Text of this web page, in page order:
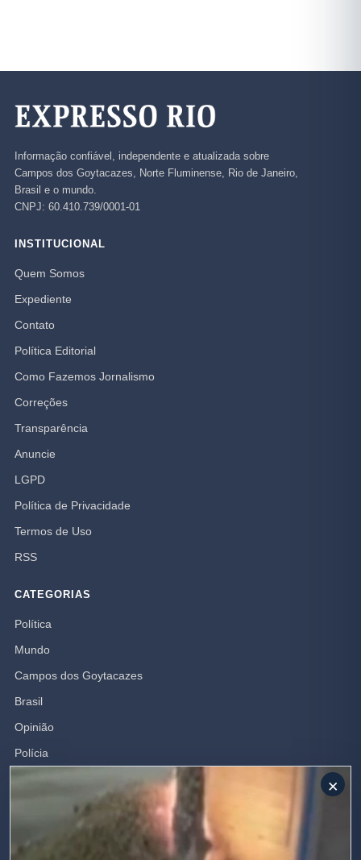
Informação confiável, independente e atualizada sobre
Campos dos Goytacazes, Norte Fluminense, Rio de Janeiro,
Brasil e o mundo.
CNPJ: 60.410.739/0001-01
INSTITUCIONAL
Quem Somos
Expediente
Contato
Política Editorial
Como Fazemos Jornalismo
Correções
Transparência
Anuncie
LGPD
Política de Privacidade
Termos de Uso
RSS
CATEGORIAS
Política
Mundo
Campos dos Goytacazes
Brasil
Opinião
Polícia
Rio de Janeiro
×